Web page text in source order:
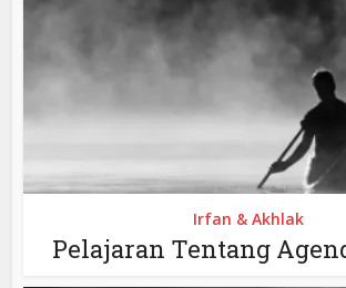
Irfan & Akhlak
Pelajaran Tentang